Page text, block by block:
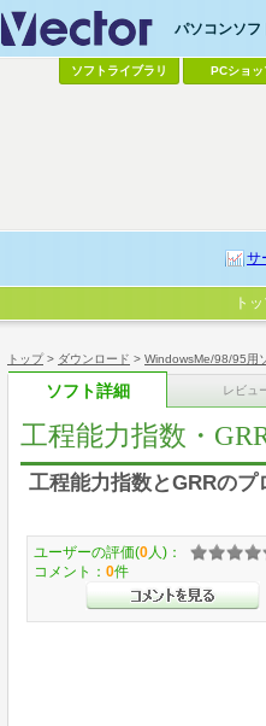
トップ> ダウンロード > WindowsMe/98/95用
ソフト詳細 レビュ
工程能力指数・
工程能力指数とGRRのプ
ユーザーの評価(0 人)：
コメント： 0件
パソコンソフ
ソフトライブラリ PCショッ
サ
ト